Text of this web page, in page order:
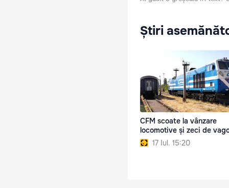
Știri
CFM scoate la vânzare
locomotive și zeci de
17 Iul. 15:20